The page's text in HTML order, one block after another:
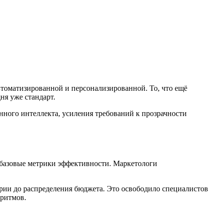
и персонализированной. То, что ещё
уже стандарт.
интеллекта, усиления требований к прозрачности
метрики эффективности. Маркетологи
до распределения бюджета. Это освободило специалистов